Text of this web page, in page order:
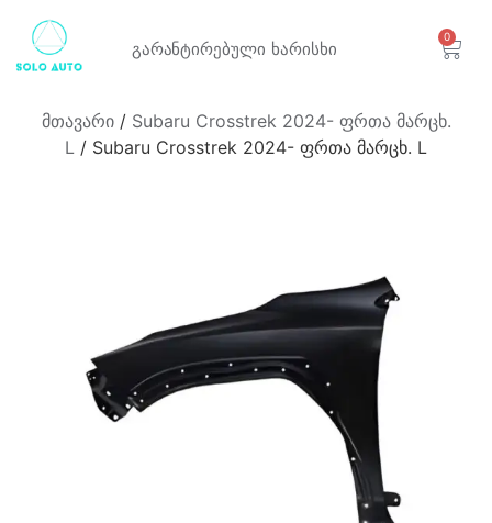
გარანტირებული ხარისხი
0
მთავარი/ Subaru Crosstrek 2024- ფრთა მარცხ.
L / Subaru Crosstrek 2024- ფრთა მარცხ. L